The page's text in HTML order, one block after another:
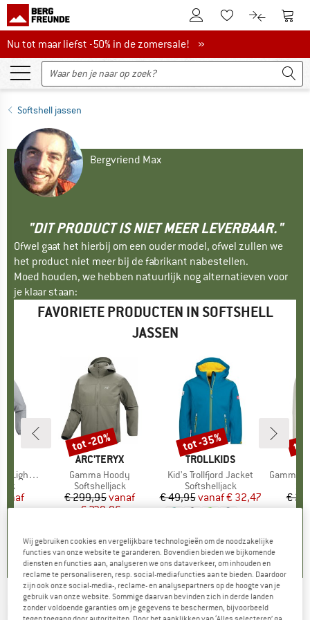
De klantenaccount
Naar deNaar de
Nu tot maar liefst -50% in de zomersale!
Nu tot maar liefst -50% in de zomersale! »
Softshell jassen
Bergvriend Max
"DIT PRODUCT IS NIET MEER LEVERBAAR."
Ofwel gaat het hierbij om een ouder model, ofwel zullen we
het product niet meer bij de fabrikant nabestellen.
Moed houden, we hebben natuurlijk nog alternatieven voor
je klaar staan:
FAVORIETE PRODUCTEN IN SOFTSHELL
JASSEN
Hoody
prijs
MERK
ARC'TERYX
Artikel
Gamma Hoody
Productgroep
Softshelljack
Prijs
€ 299,95Verlaagde prijs
vanaf
€ 239,96
4,7(3)
Korting
tot -20%
MERK
TROLLKIDS
Artikel
Kid's Trollfjord Jacket
Productgroep
Softshelljack
Prijs
€ 49,95 Verlaagde prijs
vanaf€ 32,47
Korting
tot -35%
Artikel
Gamma
€
€
tot
DICKIES - Ronan Hooded Jacket -
Wij gebruiken cookies en vergelijkbare technologieën om de noodzakelijke
functies van onze website te garanderen. Bovendien bieden we bijkomende
diensten en functies aan, analyseren we ons dataverkeer, om inhouden en
reclame te personaliseren, resp. social-mediafuncties aan te bieden. Daardoor
zijn ook onze social-media-, reclame- en analysepartners op de hoogte van je
gebruik van onze website. Sommige daarvan bevinden zich in derde landen
zonder voldoende garanties om je gegevens te beschermen, bijvoorbeeld